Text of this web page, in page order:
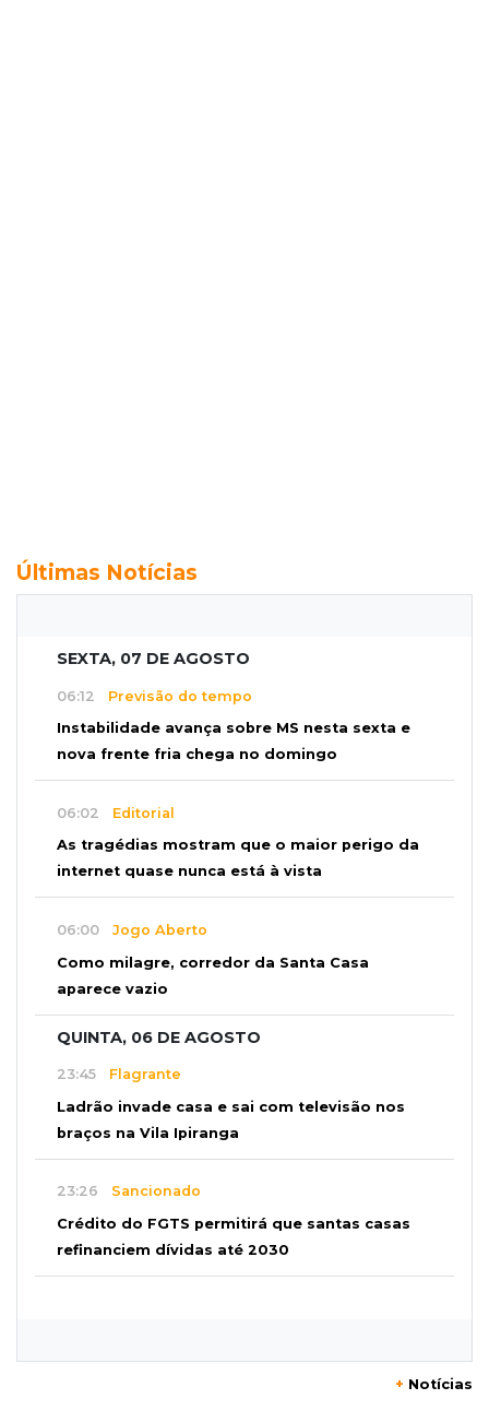
Últimas Notícias
SEXTA, 07 DE AGOSTO
06:12 Previsão do tempo
Instabilidade avança sobre MS nesta sexta e
nova frente fria chega no domingo
06:02 Editorial
As tragédias mostram que o maior perigo da
internet quase nunca está à vista
06:00 Jogo Aberto
Como milagre, corredor da Santa Casa
aparece vazio
QUINTA, 06 DE AGOSTO
23:45 Flagrante
Ladrão invade casa e sai com televisão nos
braços na Vila Ipiranga
23:26 Sancionado
Crédito do FGTS permitirá que santas casas
refinanciem dívidas até 2030
preço do milho pouco muda
+ Notícias